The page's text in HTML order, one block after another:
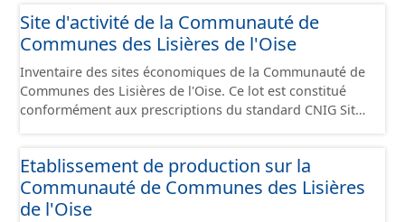
Site d'activité de la Communauté de
Communes des Lisières de l'Oise
Inventaire des sites économiques de la Communauté de
Communes des Lisières de l'Oise. Ce lot est constitué
conformément aux prescriptions du standard CNIG Sites
Etablissement de production sur la
Communauté de Communes des Lisières
de l'Oise